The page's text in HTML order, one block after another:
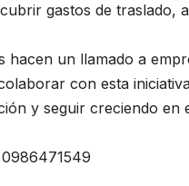
gastos de traslado,
hacen un llamado a
con esta
y seguir creciendo en